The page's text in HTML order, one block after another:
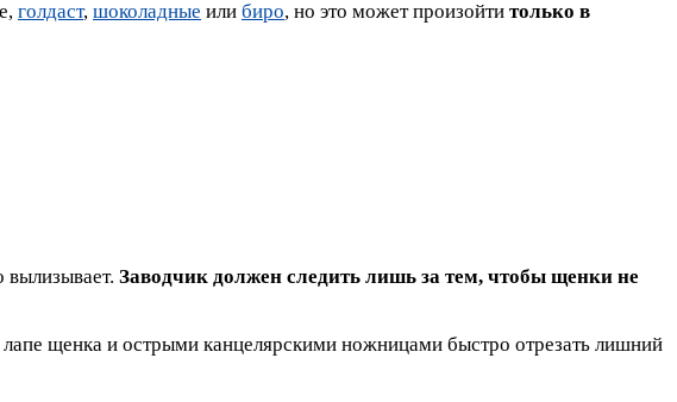
голдаст, шоколадные или биро, но это может произойти только в
вылизывает. Заводчик должен следить лишь за тем, чтобы щенки не
щенка и острыми канцелярскими ножницами быстро отрезать лишний